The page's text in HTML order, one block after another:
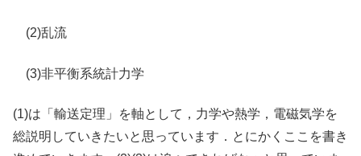
(2)乱流
(3)非平衡系統計力学
(1)は「輸送定理」を軸として，力学や熱学，電磁気学を
総説明していきたいと思っています．とにかくここを書き